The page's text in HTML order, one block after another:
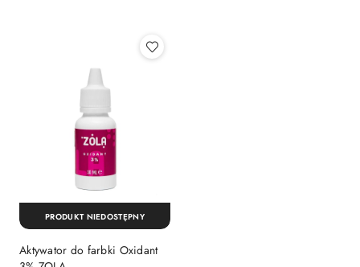
Aktywator do farbki Oxidant
PRODUKT NIEDOSTĘPNY